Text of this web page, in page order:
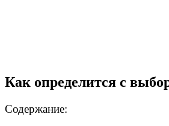
Как определится с
Содержание: